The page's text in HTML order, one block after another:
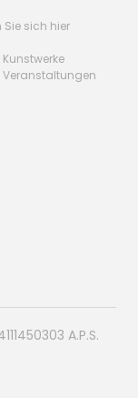
Sie sich hier
A.P.S.